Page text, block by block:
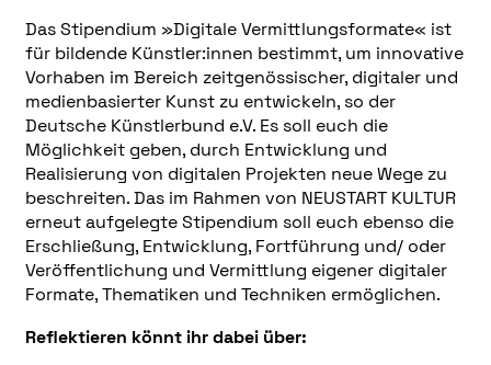
Das Stipendium »Digitale Vermittlungsformate« ist
für bildende Künstler:innen bestimmt, um innovative
Vorhaben im Bereich zeitgenössischer, digitaler und
medienbasierter Kunst zu entwickeln, so der
Deutsche Künstlerbund e.V. Es soll euch die
Möglichkeit geben, durch Entwicklung und
Realisierung von digitalen Projekten neue Wege zu
beschreiten. Das im Rahmen von NEUSTART KULTUR
erneut aufgelegte Stipendium soll euch ebenso die
Erschließung, Entwicklung, Fortführung und/ oder
Veröffentlichung und Vermittlung eigener digitaler
Formate, Thematiken und Techniken ermöglichen.
Reflektieren könnt ihr dabei über: